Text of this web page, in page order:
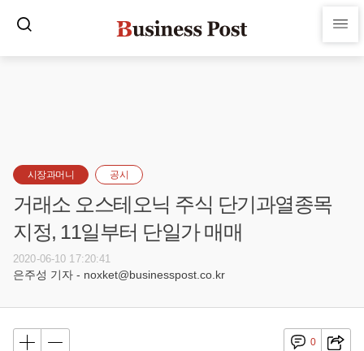
시장과머니 공시
거래소 오스테오닉 주식 단기과열종목
지정, 11일부터 단일가 매매
2020-06-10 17:20:41
은주성 기자 - noxket@businesspost.co.kr
0